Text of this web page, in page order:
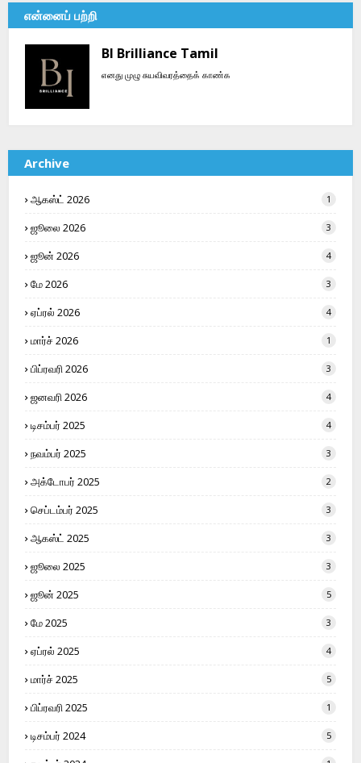
என்னைப் பற்றி
BI Brilliance Tamil
எனது முழு சுயவிவரத்தைக் காண்க
Archive
ஆகஸ்ட் 2026 1
ஜூலை 2026 3
ஜூன் 2026 4
மே 2026 3
ஏப்ரல் 2026 4
மார்ச் 2026 1
பிப்ரவரி 2026 3
ஜனவரி 2026 4
டிசம்பர் 2025 4
நவம்பர் 2025 3
அக்டோபர் 2025 2
செப்டம்பர் 2025 3
ஆகஸ்ட் 2025 3
ஜூலை 2025 3
ஜூன் 2025 5
மே 2025 3
ஏப்ரல் 2025 4
மார்ச் 2025 5
பிப்ரவரி 2025 1
டிசம்பர் 2024 5